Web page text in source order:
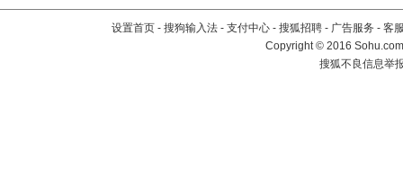
设置首页 - 搜狗输入法 - 支付中心 - 搜狐招聘 - 广告服务 - 客
Copyright©2016
搜狐不良信息举